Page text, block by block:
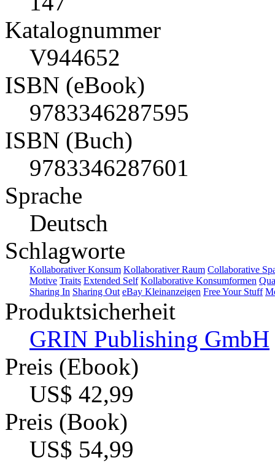
Katalognummer
V944652
ISBN (eBook)
9783346287595
ISBN (Buch)
9783346287601
Sprache
Deutsch
Schlagworte
Kollaborativer Konsum Kollaborativer Raum Collaborative
Motive Traits Extended Self Kollaborative Konsumformen
Sharing In Sharing Out eBay Kleinanzeigen Free Your Stuff
Produktsicherheit
GRIN Publishing GmbH
Preis (Ebook)
US$ 42,99
Preis (Book)
US$ 54,99